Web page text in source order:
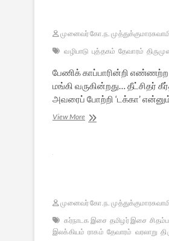
முனைவர் கோ.ந.
வழிபாடு புத்தகம் தேவாரம்
பேணிக் காப்பாரின்றி எண்ணற்ற
மங்கி வருகின்றது… தீட்சிதர்
அவரைப் போற்றி ‘டக்கா’
View Moreசொற்றமிழ்
முனைவர் கோ.ந.
கர்நாடக இசை தமிழர் இசை
இலக்கியம் ராகம் தேவாரம் வரலாறு